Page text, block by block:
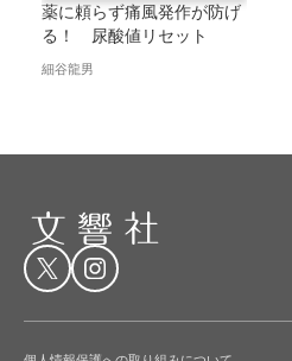
薬に頼らず痛風発作が防げ
る！ 尿酸値リセット
細谷龍男